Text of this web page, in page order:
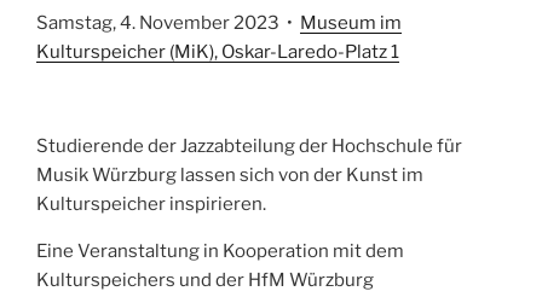
Samstag, 4. November 2023 • Museum im
Kulturspeicher (MiK), Oskar-Laredo-Platz 1
Studierende der Jazzabteilung der Hochschule für
Musik Würzburg lassen sich von der Kunst im
Kulturspeicher inspirieren.
Eine Veranstaltung in Kooperation mit dem
Kulturspeichers und der HfM Würzburg